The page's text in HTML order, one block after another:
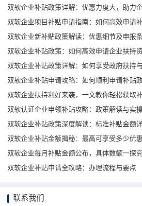
双软企业补贴政策详解：优惠力度大，助力企
双软企业项目补贴申请指南：如何高效申请
双软企业新补贴政策解读：优惠细节及申报
双软企业补贴政策：如何高效申请企业扶持
双软企业补贴政策详解：如何享受政府扶持与
双软企业补贴申请攻略：如何顺利申请补贴政
双软企业扶持利好来袭，一文教你轻松获取补
双软认证企业申领补贴攻略：政策解读与实
双软企业补贴政策深度解读：标准补贴金额
双软企业补贴金额揭秘：最高可享受多少优惠
双软企业每月补贴金额公布，具体数额一探
双软企业补贴申请全攻略：办理流程与要点
联系我们